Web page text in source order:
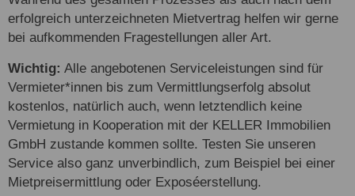
erfolgreich unterzeichneten Mietvertrag helfen wir gerne
bei aufkommenden Fragestellungen aller Art.
Wichtig: Alle angebotenen Serviceleistungen sind für
Vermieter*innen bis zum Vermittlungserfolg absolut
kostenlos, natürlich auch, wenn letztendlich keine
Vermietung in Kooperation mit der KELLER Immobilien
GmbH zustande kommen sollte. Testen Sie unseren
Service also ganz unverbindlich, zum Beispiel bei einer
Mietpreisermittlung oder Exposéerstellung.